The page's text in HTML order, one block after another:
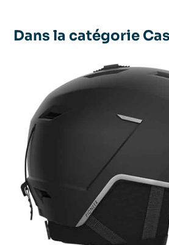
Dans la catégorie